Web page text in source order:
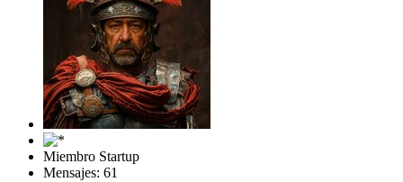
Miembro Startup
Mensajes: 61